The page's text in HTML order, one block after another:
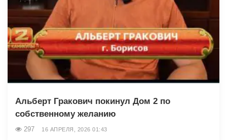
Альберт Гракович покинул Дом 2 по
собственному желанию
297 16 АПРЕЛЯ, 2026 01:43